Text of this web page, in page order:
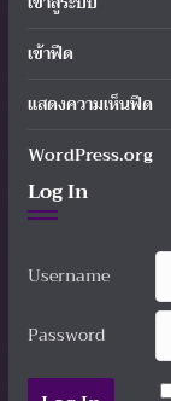
เข้าฟีด
แสดงความเห็นฟีด
WordPress.org
Log In
Username
Password